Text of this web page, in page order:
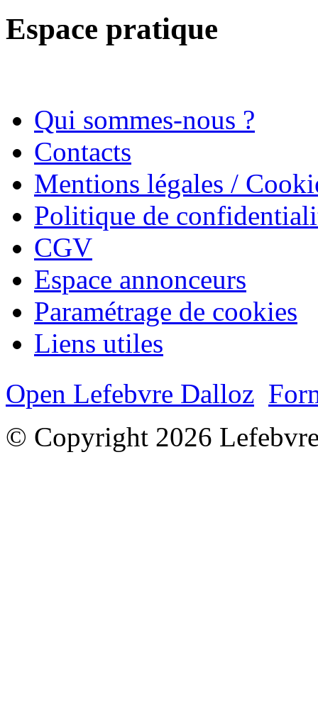
Espace pratique
Qui sommes-nous ?
Contacts
Mentions légales /
Politique de
CGV
Espace annonceurs
Paramétrage de cookies
Liens utiles
Open Lefebvre Dalloz
© Copyright 2026